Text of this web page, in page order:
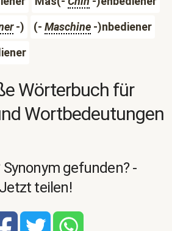
-) (- Maschine -)nbediener
Wörterbuch für
Wortbedeutungen
gefunden? -
Jetzt teilen!